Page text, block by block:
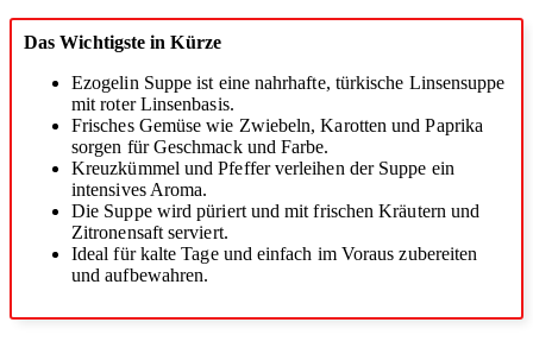
Das Wichtigste in Kürze
Ezogelin Suppe ist eine nahrhafte, türkische Linsensuppe
mit roter Linsenbasis.
Frisches Gemüse wie Zwiebeln, Karotten und Paprika
sorgen für Geschmack und Farbe.
Kreuzkümmel und Pfeffer verleihen der Suppe ein
intensives Aroma.
Die Suppe wird püriert und mit frischen Kräutern und
Zitronensaft serviert.
Ideal für kalte Tage und einfach im Voraus zubereiten
und aufbewahren.